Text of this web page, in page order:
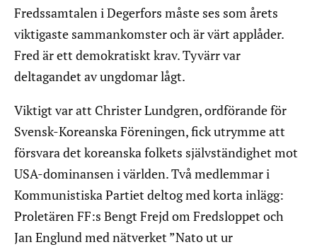
Fredssamtalen i Degerfors måste ses som årets
viktigaste sammankomster och är värt applåder.
Fred är ett demokratiskt krav. Tyvärr var
deltagandet av ungdomar lågt.
Viktigt var att Christer Lundgren, ordförande för
Svensk-Koreanska Föreningen, fick utrymme att
försvara det koreanska folkets självständighet mot
USA-dominansen i världen. Två medlemmar i
Kommunistiska Partiet deltog med korta inlägg:
Proletären FF:s Bengt Frejd om Fredsloppet och
Jan Englund med nätverket ”Nato ut ur